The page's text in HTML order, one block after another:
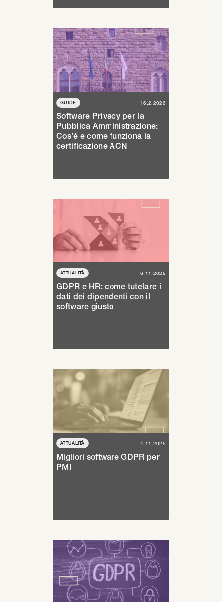
GUIDE 16.2.2026
Software Privacy per la
Pubblica Amministrazione:
Cos’è e come funziona la
certificazione ACN
ATTUALITÀ 6.11.2025
GDPR e HR: come tutelare i
dati dei dipendenti con il
software giusto
ATTUALITÀ 4.11.2025
Migliori software GDPR per
PMI